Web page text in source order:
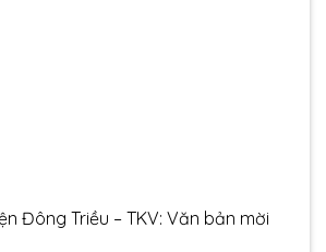
Đông Triều – TKV: Văn bản mời